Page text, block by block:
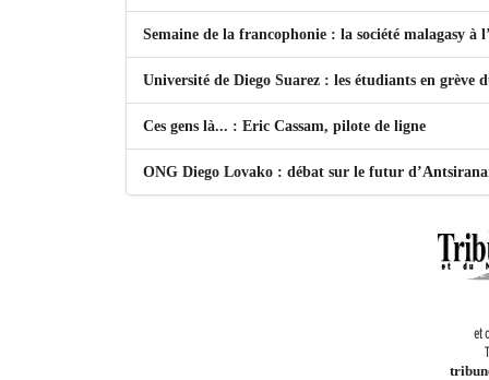
Semaine de la francophonie : la société malagasy à
Université de Diego Suarez : les étudiants en grève
Ces gens là... : Eric Cassam, pilote de ligne
ONG Diego Lovako : débat sur le futur
et